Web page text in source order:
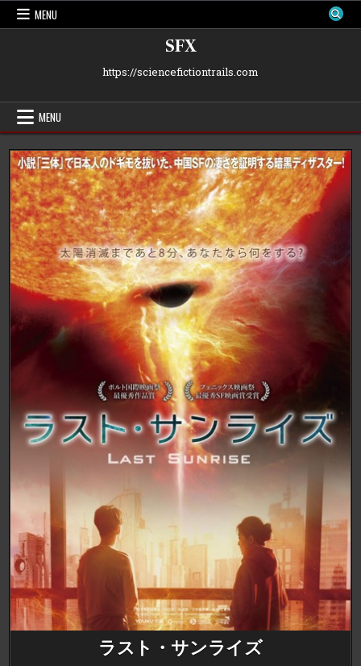
Skip
MENU
SFX
https://sciencefictiontrails.com
MENU
ラスト・サンライズ